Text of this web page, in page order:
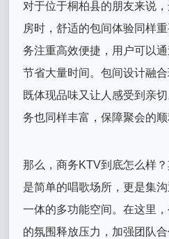
对于位于桐柏县的朋友来说
房时，舒适的包间体验同样
务注重高效便捷，用户可以
节省大量时间。包间设计融
既体现品味又让人感受到亲
务也同样丰富，保障聚会的顺
那么，商务KTV到底怎么样
是简单的唱歌场所，更是集
一体的多功能空间。在这里
的氛围释放压力，加强团队